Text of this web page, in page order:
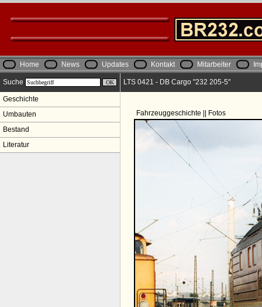
Home News Updates Kontakt Mitarbeiter
Suche
Geschichte
Umbauten
Bestand
Literatur
LTS 0421 - DB Cargo "232 205-5"
Fahrzeuggeschichte || Fotos